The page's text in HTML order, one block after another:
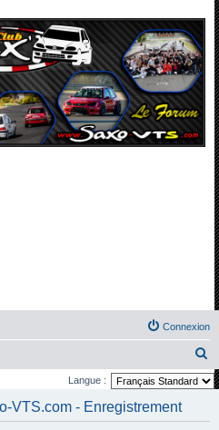
Connexion
e
Langue :
VTS.com - Enregistrement